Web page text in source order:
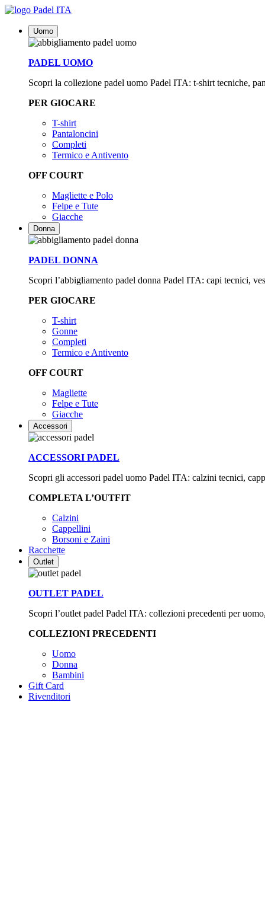
Uomo
PADEL UOMO
Scopri la collezione padel uomo Padel ITA: t-shirt tecniche,
PER GIOCARE
T-shirt
Pantaloncini
Completi
Termico e Antivento
OFF COURT
Magliette e Polo
Felpe e Tute
Giacche
Donna
PADEL DONNA
Scopri l’abbigliamento padel donna Padel ITA: capi tecnici,
PER GIOCARE
T-shirt
Gonne
Completi
Termico e Antivento
OFF COURT
Magliette
Felpe e Tute
Giacche
Accessori
ACCESSORI PADEL
Scopri gli accessori padel uomo Padel ITA: calzini tecnici,
COMPLETA L’OUTFIT
Calzini
Cappellini
Borsoni e Zaini
Racchette
Outlet
OUTLET PADEL
Scopri l’outlet padel Padel ITA: collezioni precedenti per
COLLEZIONI PRECEDENTI
Uomo
Donna
Bambini
Gift Card
Rivenditori